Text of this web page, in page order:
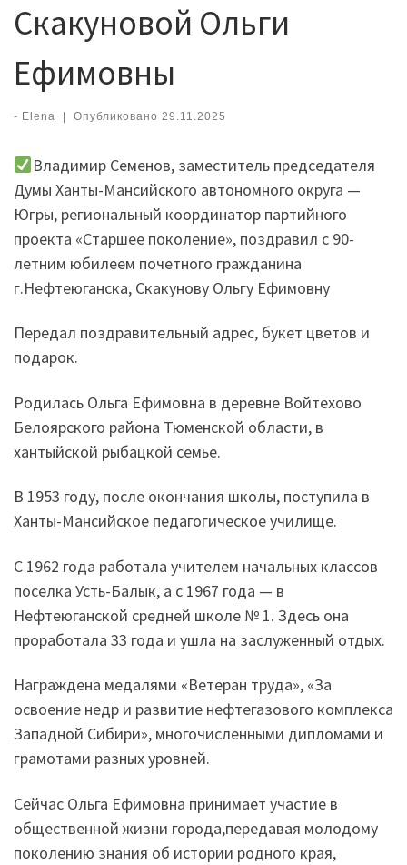
Скакуновой Ольги
Ефимовны
- Elena | Опубликовано 29.11.2025
Владимир Семенов, заместитель председателя
Думы Ханты-Мансийского автономного округа —
Югры, региональный координатор партийного
проекта «Старшее поколение», поздравил с 90-
летним юбилеем почетного гражданина
г.Нефтеюганска, Скакунову Ольгу Ефимовну
Передал поздравительный адрес, букет цветов и
подарок.
Родилась Ольга Ефимовна в деревне Войтехово
Белоярского района Тюменской области, в
хантыйской рыбацкой семье.
В 1953 году, после окончания школы, поступила в
Ханты-Мансийское педагогическое училище.
С 1962 года работала учителем начальных классов
поселка Усть-Балык, а с 1967 года — в
Нефтеюганской средней школе № 1. Здесь она
проработала 33 года и ушла на заслуженный отдых.
Награждена медалями «Ветеран труда», «За
освоение недр и развитие нефтегазового комплекса
Западной Сибири», многочисленными дипломами и
грамотами разных уровней.
‍Сейчас Ольга Ефимовна принимает участие в
общественной жизни города,передавая молодому
поколению знания об истории родного края,